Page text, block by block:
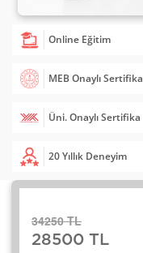
20 Yıllık Deneyim
Üni. Onaylı Sertifika
MEB Onaylı Sertifika
Online Eğitim
34250 TL
28500 TL